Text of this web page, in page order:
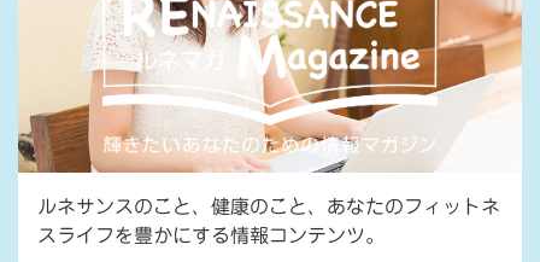
ルネサンスのこと、健康のこと、あなたのフィットネ
スライフを豊かにする情報コンテンツ。